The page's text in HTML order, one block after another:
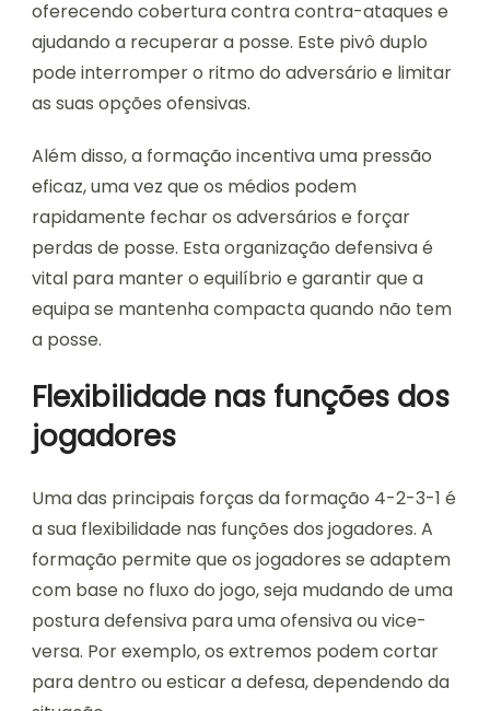
oferecendo cobertura contra contra-ataques e
ajudando a recuperar a posse. Este pivô duplo
pode interromper o ritmo do adversário e limitar
as suas opções ofensivas.
Além disso, a formação incentiva uma pressão
eficaz, uma vez que os médios podem
rapidamente fechar os adversários e forçar
perdas de posse. Esta organização defensiva é
vital para manter o equilíbrio e garantir que a
equipa se mantenha compacta quando não tem
a posse.
Flexibilidade nas funções dos
jogadores
Uma das principais forças da formação 4-2-3-1 é
a sua flexibilidade nas funções dos jogadores. A
formação permite que os jogadores se adaptem
com base no fluxo do jogo, seja mudando de uma
postura defensiva para uma ofensiva ou vice-
versa. Por exemplo, os extremos podem cortar
para dentro ou esticar a defesa, dependendo da